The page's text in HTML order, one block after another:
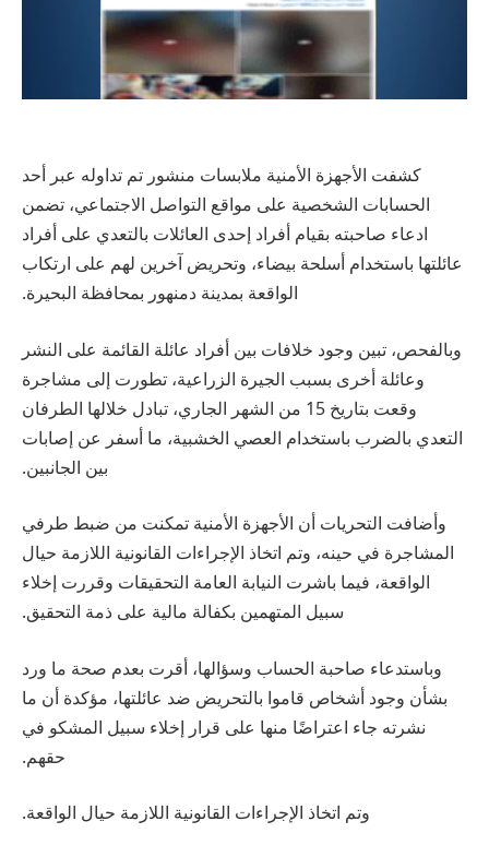
كشفت الأجهزة الأمنية ملابسات منشور تم تداوله عبر أحد
الحسابات الشخصية على مواقع التواصل الاجتماعي، تضمن
ادعاء صاحبته بقيام أفراد إحدى العائلات بالتعدي على أفراد
عائلتها باستخدام أسلحة بيضاء، وتحريض آخرين لهم على ارتكاب
الواقعة بمدينة دمنهور بمحافظة البحيرة.
وبالفحص، تبين وجود خلافات بين أفراد عائلة القائمة على النشر
وعائلة أخرى بسبب الجيرة الزراعية، تطورت إلى مشاجرة
وقعت بتاريخ 15 من الشهر الجاري، تبادل خلالها الطرفان
التعدي بالضرب باستخدام العصي الخشبية، ما أسفر عن إصابات
بين الجانبين.
وأضافت التحريات أن الأجهزة الأمنية تمكنت من ضبط طرفي
المشاجرة في حينه، وتم اتخاذ الإجراءات القانونية اللازمة حيال
الواقعة، فيما باشرت النيابة العامة التحقيقات وقررت إخلاء
سبيل المتهمين بكفالة مالية على ذمة التحقيق.
وباستدعاء صاحبة الحساب وسؤالها، أقرت بعدم صحة ما ورد
بشأن وجود أشخاص قاموا بالتحريض ضد عائلتها، مؤكدة أن ما
نشرته جاء اعتراضًا منها على قرار إخلاء سبيل المشكو في
حقهم.
وتم اتخاذ الإجراءات القانونية اللازمة حيال الواقعة.